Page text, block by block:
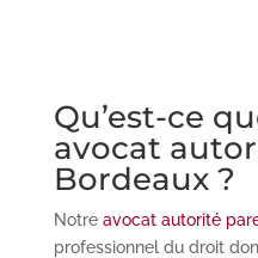
Qu’est-ce
avocat
Bordeaux ?
Notre avocat autorité
professionnel du droit